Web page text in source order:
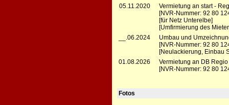
05.11.2020
Vermietung an start -
[NVR-Nummer: 92 80
[für Netz Unterelbe]
[Umfirmierung des
__.06.2024
Umbau und
[NVR-Nummer: 92 80
[Neulackierung, Einbau
01.08.2026
Vermietung an DB
[NVR-Nummer: 92 80
Fotos